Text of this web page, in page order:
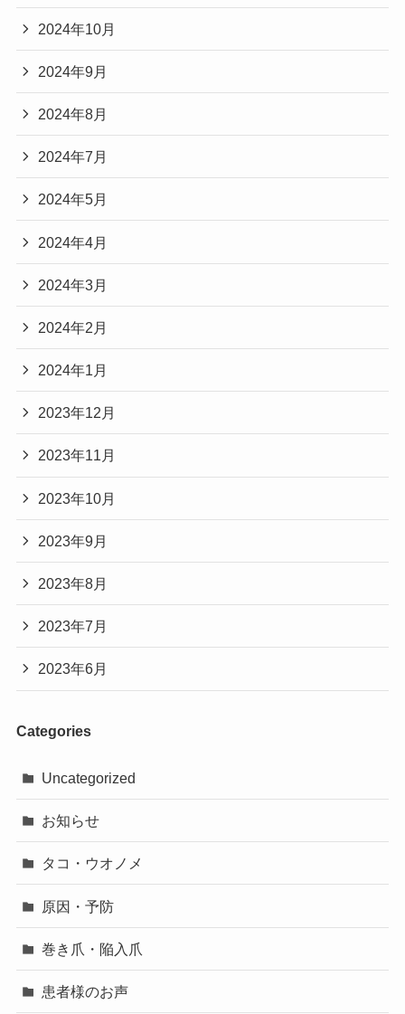
2024年10月
2024年9月
2024年8月
2024年7月
2024年5月
2024年4月
2024年3月
2024年2月
2024年1月
2023年12月
2023年11月
2023年10月
2023年9月
2023年8月
2023年7月
2023年6月
Categories
Uncategorized
お知らせ
タコ・ウオノメ
原因・予防
巻き爪・陥入爪
患者様のお声